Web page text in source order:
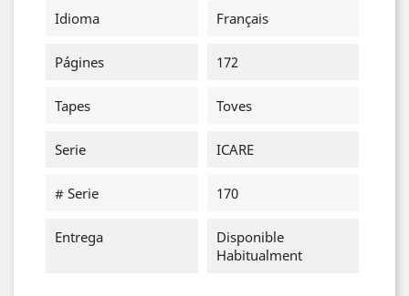
Idioma Français
Págines 172
Tapes Toves
Serie ICARE
# Serie 170
Entrega
Disponible
Habitualment